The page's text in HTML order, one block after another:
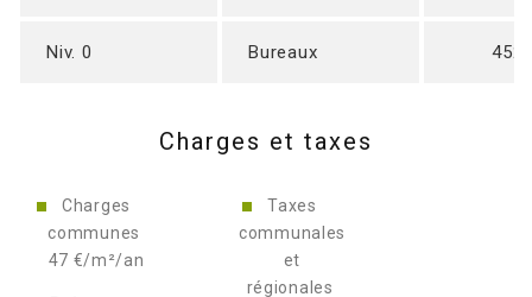
Niv. 0 Bureaux 452
Charges et taxes
Charges
communes
47 €/m²/an
Taxes
communales
et
régionales